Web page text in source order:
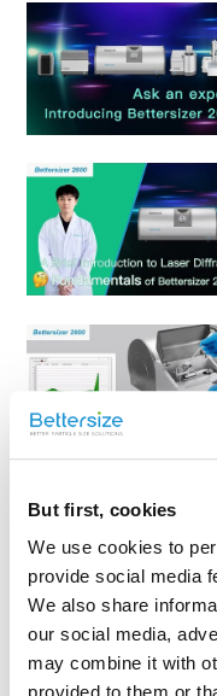
But first, cookies
We use cookies to
provide social media
We also share
our social media,
may combine it with